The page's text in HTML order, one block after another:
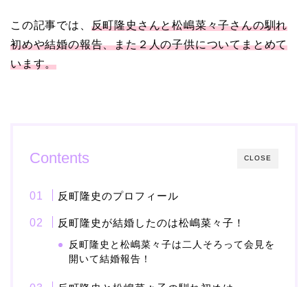
【画像】ブーニンの嫁は
資産家の娘！馴れ初めは
すぎる歴代彼氏４人と
二宮和也と嫁・伊藤綾子
の結婚馴れ初めはバラエ
この記事では、 反町隆史さんと松嶋菜々子さんの馴れ
初めや結婚の報告、また２人の子供についてまとめて
います。
CLOSE
Contents
反町隆史のプロフィール
反町隆史が結婚したのは松嶋菜々子！
反町隆史と松嶋菜々子は二人そろって会見を
開いて結婚報告！